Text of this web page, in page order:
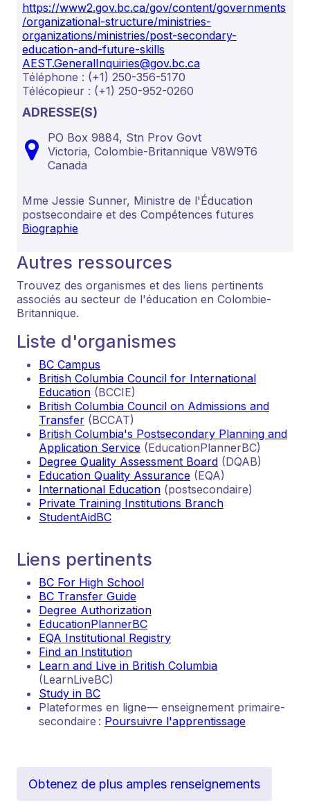
https://www2.gov.bc.ca/gov/content/governments
/organizational-structure/ministries-
organizations/ministries/post-secondary-
education-and-future-skills
AEST.GeneralInquiries@gov.bc.ca
Téléphone : (+1) 250-356-5170
Télécopieur : (+1) 250-952-0260
ADRESSE(S)
PO Box 9884, Stn Prov Govt
Victoria, Colombie-Britannique V8W9T6
Canada
Mme Jessie Sunner, Ministre de l'Éducation
postsecondaire et des Compétences futures
Biographie
Autres ressources
Trouvez des organismes et des liens pertinents
associés au secteur de l'éducation en Colombie-
Britannique.
Liste d'organismes
BC Campus
British Columbia Council for International
Education (BCCIE)
British Columbia Council on Admissions and
Transfer (BCCAT)
British Columbia's Postsecondary Planning and
Application Service (EducationPlannerBC)
Degree Quality Assessment Board (DQAB)
Education Quality Assurance (EQA)
International Education (postsecondaire)
Private Training Institutions Branch
StudentAidBC
Liens pertinents
BC For High School
BC Transfer Guide
Degree Authorization
EducationPlannerBC
EQA Institutional Registry
Find an Institution
Learn and Live in British Columbia
(LearnLiveBC)
Study in BC
Plateformes en ligne— enseignement primaire-
secondaire : Poursuivre l'apprentissage
Obtenez de plus amples renseignements